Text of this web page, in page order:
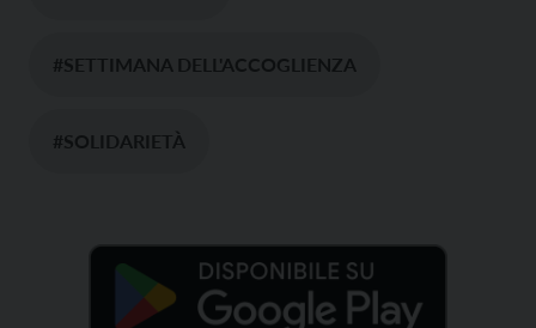
#SETTIMANA DELL'ACCOGLIENZA
#SOLIDARIETÀ